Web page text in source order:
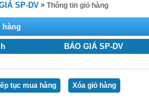
SP-DV » Thông tin giỏ hàng
BÁO GIÁ SP-DV
tục mua hàng Xóa giỏ hàng